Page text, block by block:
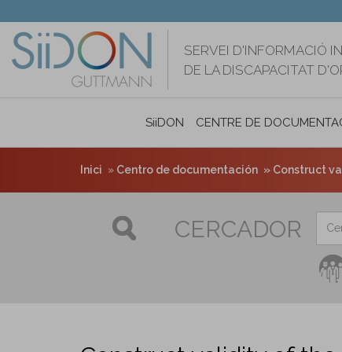
contingut
SERVEI D'INFORMACIÓ
DE LA DISCAPACITAT
SiiDON CENTRE DE
Inici Centro de documentación Construct
CERCADOR